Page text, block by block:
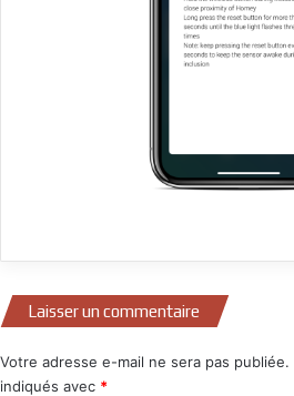
Laisser un commentaire
Votre adresse e-mail ne sera pas publiée.
indiqués avec *